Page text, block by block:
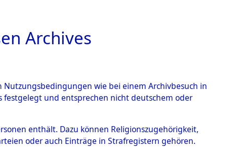
→0003 (101100849)
Archives
Nutzungsbedingungen wie bei einem Archivbesuch in
festgelegt und entsprechen nicht deutschem oder
enthält. Dazu können Religionszugehörigkeit,
oder auch Einträge in Strafregistern gehören.